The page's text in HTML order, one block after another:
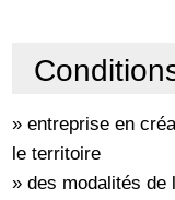
» entreprise en
le territoire
» des modalités